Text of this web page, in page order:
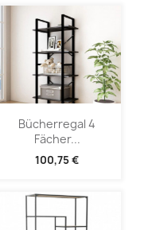
Bücherregal 4
Fächer...
100,75 €